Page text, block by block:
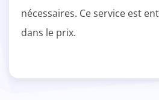
nécessaires. Ce service est
dans le prix.